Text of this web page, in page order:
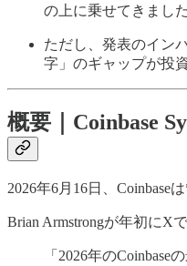
の上に乗せてきました
ただし、発表のイン
字」のギャップが投
概要｜Coinbase
2026年6月16日、Coinbase
Brian Armstrongが年初にX
「2026年の